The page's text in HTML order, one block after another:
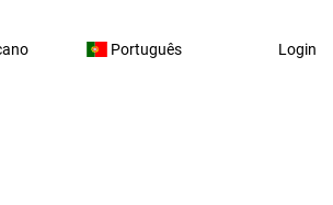
Português Login